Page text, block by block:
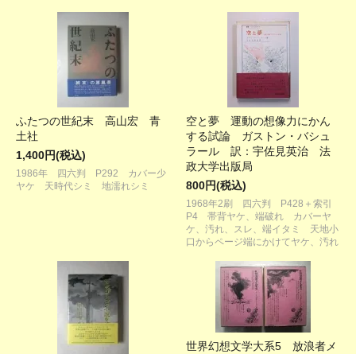
ふたつの世紀末 高山宏 青
土社
1,400円(税込)
1986年 四六判 P292 カバー少
ヤケ 天時代シミ 地濡れシミ
空と夢 運動の想像力にかん
する試論 ガストン・バシュ
ラール 訳：宇佐見英治 法
政大学出版局
800円(税込)
1968年2刷 四六判 P428＋索引
P4 帯背ヤケ、端破れ カバーヤ
ケ、汚れ、スレ、端イタミ 天地小
口からページ端にかけてヤケ、汚れ
世界幻想文学大系5 放浪者メ